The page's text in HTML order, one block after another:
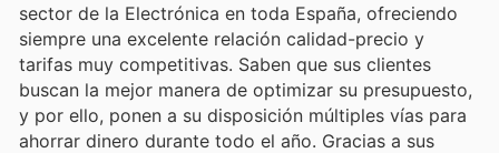
sector de la Electrónica en toda España, ofreciendo
siempre una excelente relación calidad-precio y
tarifas muy competitivas. Saben que sus clientes
buscan la mejor manera de optimizar su presupuesto,
y por ello, ponen a su disposición múltiples vías para
ahorrar dinero durante todo el año. Gracias a sus